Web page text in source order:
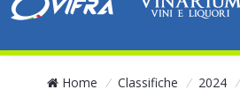
Home / Classifiche / 2024 /